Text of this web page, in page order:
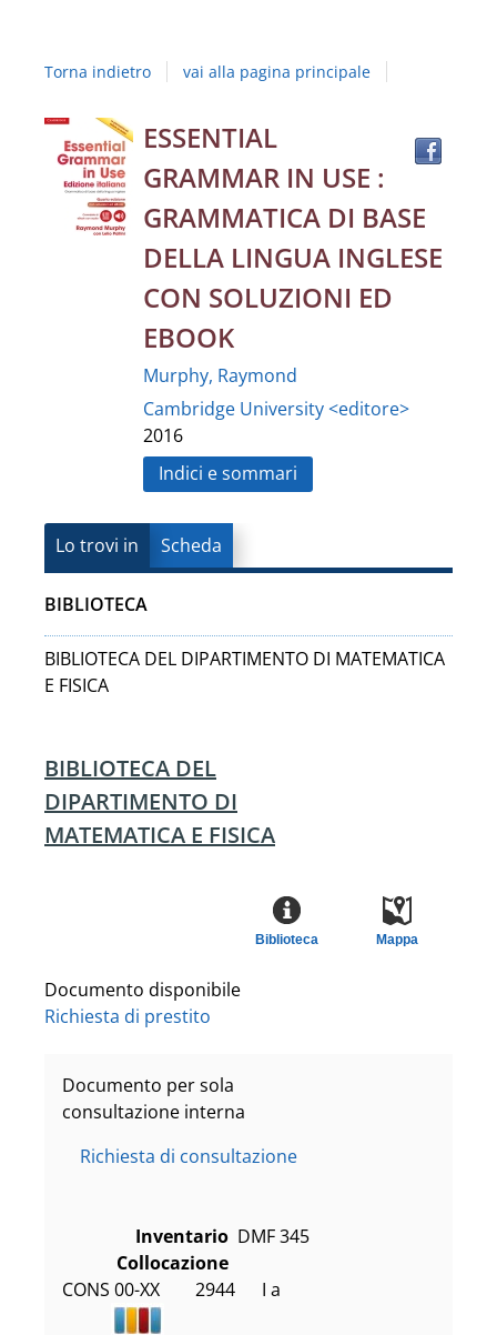
Campania
Vanvitelli"
Torna indietro vai alla pagina principale
Dettaglio
del
documento
ESSENTIAL
GRAMMAR IN USE :
GRAMMATICA DI BASE
DELLA LINGUA INGLESE
CON SOLUZIONI ED
EBOOK
Murphy, Raymond
Cambridge University <editore>
2016
Indici e sommari
Lo trovi in Scheda
BIBLIOTECA
BIBLIOTECA DEL DIPARTIMENTO DI MATEMATICA
E FISICA
BIBLIOTECA DEL
DIPARTIMENTO DI
MATEMATICA E FISICA
Mappa
Biblioteca
Documento disponibile
Richiesta di prestito
Documento per sola
consultazione interna
Richiesta di consultazione
Inventario DMF 345
Collocazione
CONS 00-XX        2944      I a